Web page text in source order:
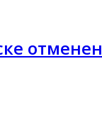
отменен